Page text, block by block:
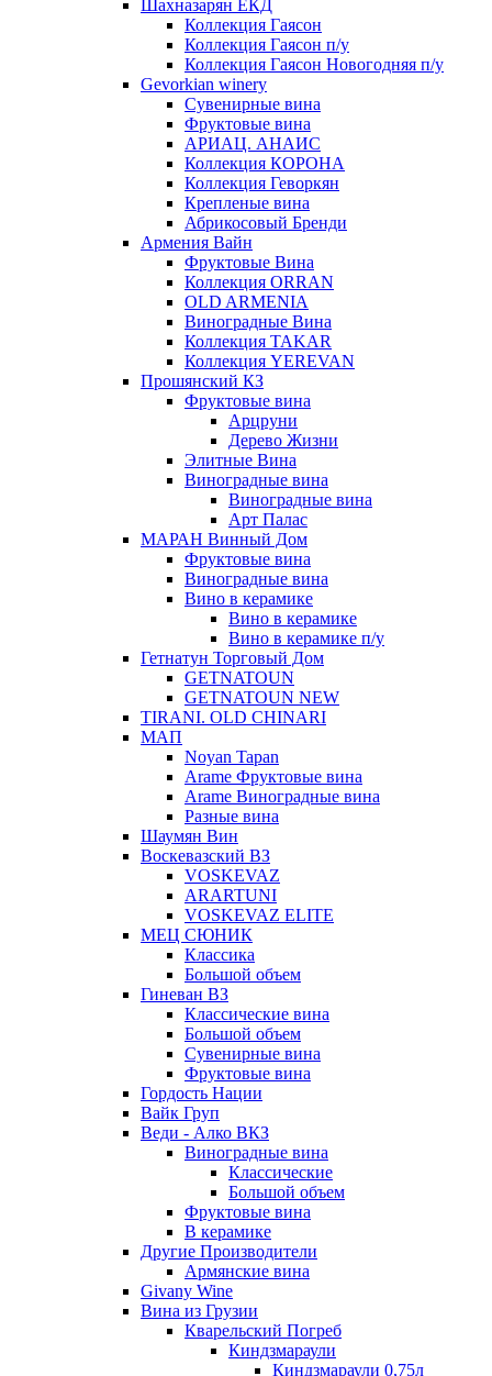
Шахназарян ЕКД
Коллекция Гаясон
Коллекция Гаясон п/у
Коллекция Гаясон Новогодняя п/у
Gevorkian winery
Сувенирные вина
Фруктовые вина
АРИАЦ. АНАИС
Коллекция КОРОНА
Коллекция Геворкян
Крепленые вина
Абрикосовый Бренди
Армения Вайн
Фруктовые Вина
Коллекция ORRAN
OLD ARMENIA
Виноградные Вина
Коллекция TAKAR
Коллекция YEREVAN
Прошянский КЗ
Фруктовые вина
Арцруни
Дерево Жизни
Элитные Вина
Виноградные вина
Виноградные вина
Арт Палас
МАРАН Винный Дом
Фруктовые вина
Виноградные вина
Вино в керамике
Вино в керамике
Вино в керамике п/у
Гетнатун Торговый Дом
GETNATOUN
GETNATOUN NEW
TIRANI. OLD CHINARI
МАП
Noyan Tapan
Arame Фруктовые вина
Arame Виноградные вина
Разные вина
Шаумян Вин
Воскевазский ВЗ
VOSKEVAZ
ARARTUNI
VOSKEVAZ ELITE
МЕЦ СЮНИК
Классика
Большой объем
Гиневан ВЗ
Классические вина
Большой объем
Сувенирные вина
Фруктовые вина
Гордость Нации
Вайк Груп
Веди - Алко ВКЗ
Виноградные вина
Классические
Большой объем
Фруктовые вина
В керамике
Другие Производители
Армянские вина
Givany Wine
Вина из Грузии
Кварельский Погреб
Киндзмараули
Киндзмараули 0,75л